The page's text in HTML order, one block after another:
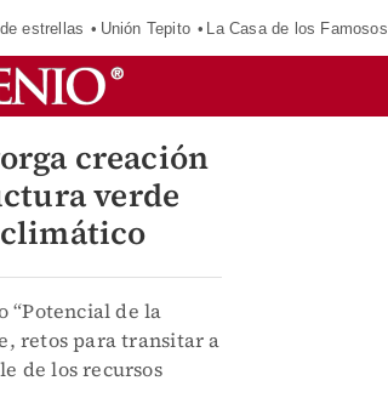
estrellas Unión Tepito La Casa de los Famosos
creación
verde
“Potencial de la
retos para transitar a
de los recursos